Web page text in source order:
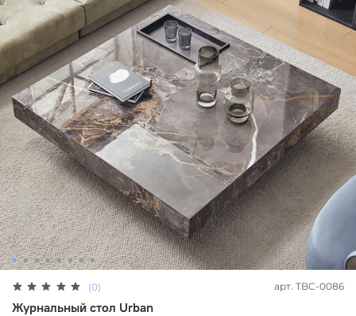
(0) арт. TBC-0086
Журнальный стол Urban